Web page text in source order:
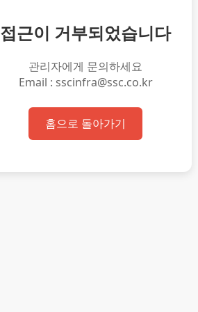
접근이 거부되었습니다
관리자에게 문의하세요
Email : sscinfra@ssc.co.kr
홈으로 돌아가기